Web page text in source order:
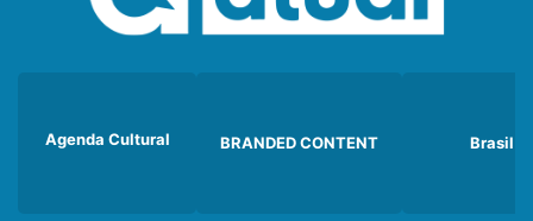
Agenda Cultural BRANDED CONTENT Brasil